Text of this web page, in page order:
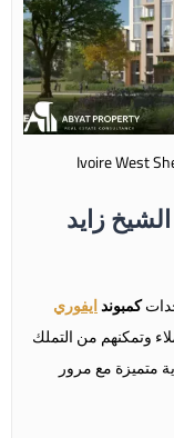
زايد
كمبوندايفوري
وتمكنهم من التملك
متميزة مع مرور